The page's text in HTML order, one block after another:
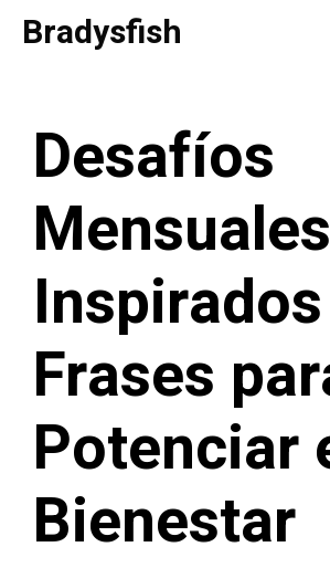
SaltarBradysfish
Desafíos
Mensuales
Frases
Potenciar
Bienestar